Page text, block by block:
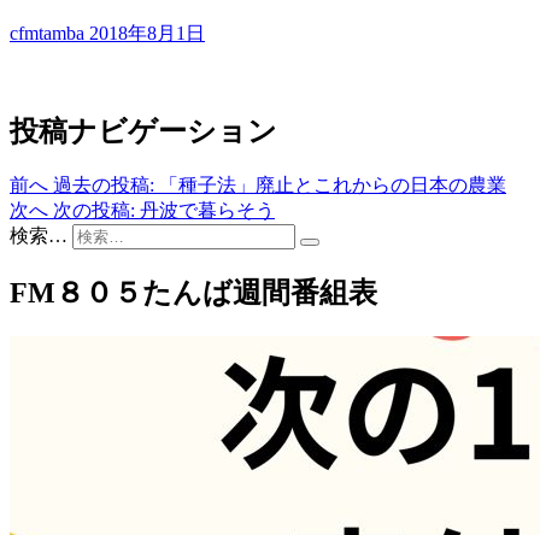
cfmtamba 2018年8月1日
投稿ナビゲーション
前へ 過去の投稿:
「種子法」廃止とこれからの日本の農業
次へ 次の投稿: 丹波で暮らそう
検索…
FM８０５たんば週間番組表